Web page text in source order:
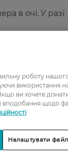
в очі. У разі
роботу
використання
ви хочете
вподобання щодо
Налаштувати